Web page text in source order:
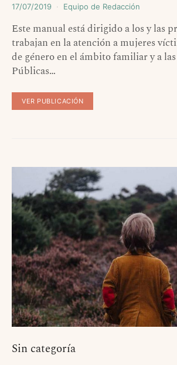
17/07/2019 Equipo de Redacción
Este manual está dirigido a los y las
trabajan en la atención a mujeres
de género en el ámbito familiar y a
Públicas…
VER PUBLICACIÓN
Sin categoría